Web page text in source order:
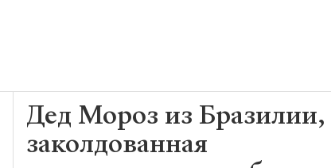
Дед Мороз из Бразилии,
заколдованная